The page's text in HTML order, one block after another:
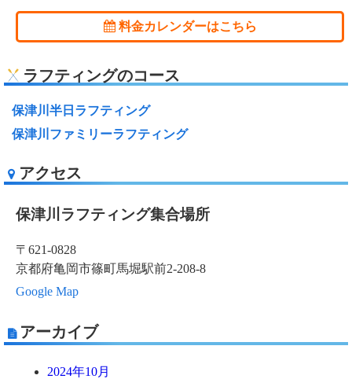
料金カレンダーはこちら
ラフティングのコース
保津川半日ラフティング
保津川ファミリーラフティング
アクセス
保津川ラフティング集合場所
〒621-0828
京都府亀岡市篠町馬堀駅前2-208-8
Google Map
アーカイブ
2024年10月